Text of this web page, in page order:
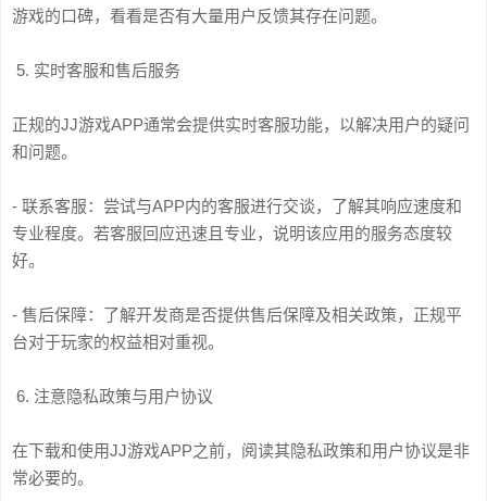
游戏的口碑，看看是否有大量用户反馈其存在问题。
5. 实时客服和售后服务
正规的JJ游戏APP通常会提供实时客服功能，以解决用户的疑问
和问题。
- 联系客服：尝试与APP内的客服进行交谈，了解其响应速度和
专业程度。若客服回应迅速且专业，说明该应用的服务态度较
好。
- 售后保障：了解开发商是否提供售后保障及相关政策，正规平
台对于玩家的权益相对重视。
6. 注意隐私政策与用户协议
在下载和使用JJ游戏APP之前，阅读其隐私政策和用户协议是非
常必要的。